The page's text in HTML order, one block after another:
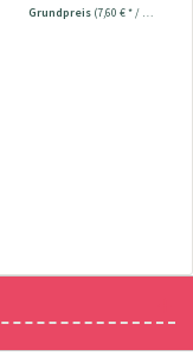
Grundpreis (7,60 € * / 1 Stück)